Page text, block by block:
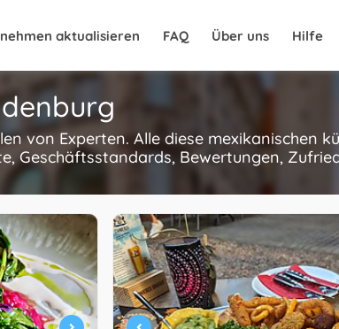
aktualisieren FAQ Über uns Hilfe
von Experten. Alle diese mexikanischen
Geschäftsstandards, Bewertungen,